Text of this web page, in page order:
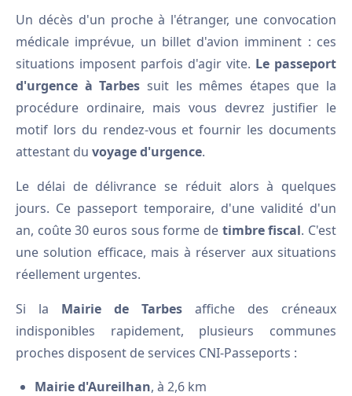
Un décès d'un proche à l'étranger, une convocation
médicale imprévue, un billet d'avion imminent : ces
situations imposent parfois d'agir vite. Le passeport
d'urgence à Tarbes suit les mêmes étapes que la
procédure ordinaire, mais vous devrez justifier le
motif lors du rendez-vous et fournir les documents
attestant du voyage d'urgence.
Le délai de délivrance se réduit alors à quelques
jours. Ce passeport temporaire, d'une validité d'un
an, coûte 30 euros sous forme de timbre fiscal. C'est
une solution efficace, mais à réserver aux situations
réellement urgentes.
Si la Mairie de Tarbes affiche des créneaux
indisponibles rapidement, plusieurs communes
proches disposent de services CNI-Passeports :
Mairie d'Aureilhan, à 2,6 km